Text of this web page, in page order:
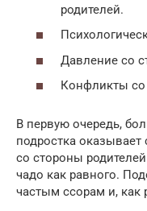
родителей.
Давление со
Конфликты со
В первую очередь,
подростка
со стороны
чадо как равного.
частым ссорам и, как